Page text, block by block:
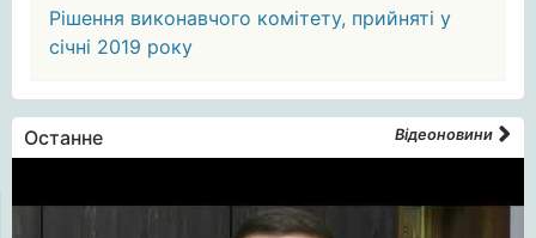
Рішення виконавчого комітету, прийняті у
січні 2019 року
Останне Відеоновини